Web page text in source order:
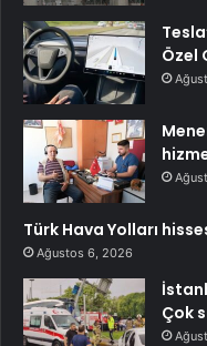
Özel
Türk Hava Yolları
Ağustos 6, 2026
Çok